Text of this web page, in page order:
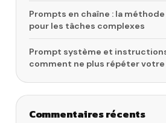
Prompts en chaîne : la
pour les tâches complexes
Prompt système et
comment ne plus répéter
Commentaires récents